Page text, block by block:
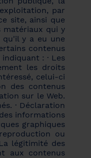
par
site, ainsi que
matériaux qui y
y a eu une
contenus
: · Les
les droits
celui-ci
des contenus
sur le Web.
· Déclaration
informations
graphiques
ou
légitimité des
aux contenus